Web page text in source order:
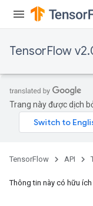
TensorFlow
Trang này được dịch
TensorFlow API
Thông tin này có hữu